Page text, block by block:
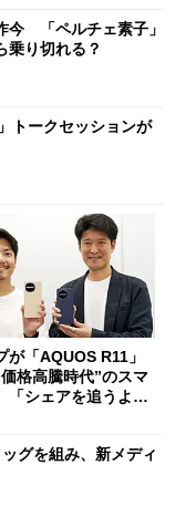
今 「ペルチェ素子」
乗り切れる？
トークセッションが
が「AQUOS R11」
格高騰時代”のスマ
シェアを追うより
グを組み、新メディ